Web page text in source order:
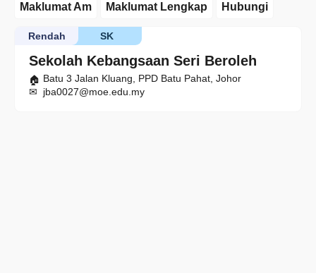
Maklumat Am Maklumat Lengkap Hubungi
Sekolah Kebangsaan Seri Beroleh
SK
Rendah
Batu 3 Jalan Kluang, PPD Batu Pahat, Johor
jba0027@moe.edu.my